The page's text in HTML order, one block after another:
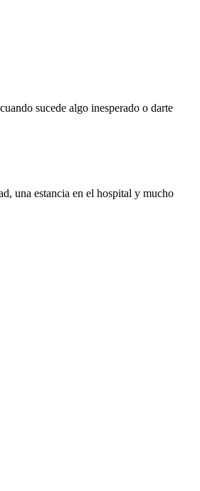
sucede algo inesperado o darte
una estancia en el hospital y mucho